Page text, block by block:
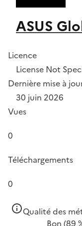
ASUS
Licence
License Not
Dernière mise à
30 juin 2026
Vues
0
Téléchargements
0
Qualité des
Bon (89